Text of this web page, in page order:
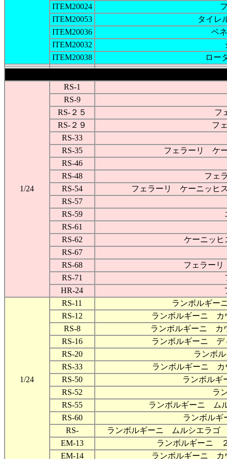
ITEM20024
ITEM20053
タイ
ITEM20036
ベ
ITEM20032
ITEM20038
ロー
1/24
RS-1
RS-9
RS-２５
フ
RS-２９
フ
RS-33
RS-35
フェラーリ ケ
RS-46
RS-48
フェ
RS-54
フェラーリ ケーニッヒ
RS-57
RS-59
RS-61
RS-62
ケーニッヒ
RS-67
RS-68
フェラー
RS-71
HR-24
1/24
RS-11
ランボルギー
RS-12
ランボルギーニ カ
RS-8
ランボルギーニ カ
RS-16
ランボルギーニ
RS-20
ランボ
RS-33
ランボルギーニ カ
RS-50
ランボル
RS-52
ラ
RS-55
ランボルギーニ ム
RS-60
ランボル
RS-
ランボルギーニ ムルシエラ
EM-13
ランボルギーニ
EM-14
ランボルギーニ カ